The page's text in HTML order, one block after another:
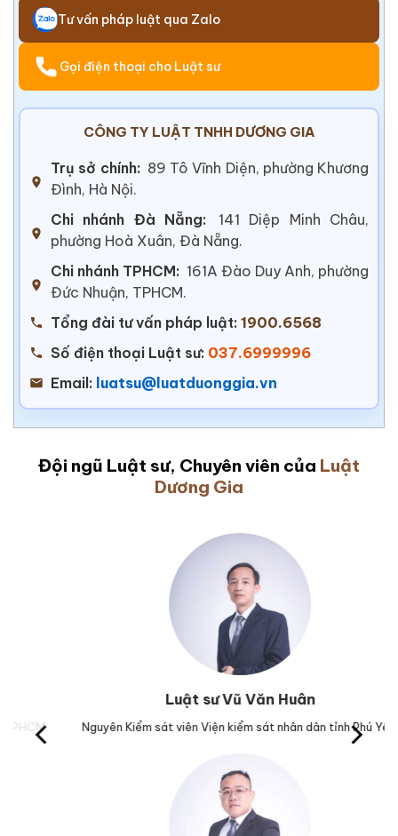
Tư vấn pháp luật qua Zalo
Gọi điện thoại cho Luật sư
CÔNG TY LUẬT TNHH DƯƠNG GIA
Trụ sở chính: 89 Tô Vĩnh Diện, phường Khương
Đình, Hà Nội.
Chi nhánh Đà Nẵng:
141 Diệp Minh Châu,
phường Hoà Xuân, Đà Nẵng.
Chi nhánh TPHCM: 161A Đào Duy Anh, phường
Đức Nhuận, TPHCM.
Tổng đài tư vấn pháp luật: 1900.6568
Số điện thoại Luật sư: 037.6999996
Email: luatsu@luatduonggia.vn
Đội ngũ Luật sư, Chuyên viên của Luật
Dương Gia
Luật sư Vũ Văn Huân
Nguyên Kiểm sát viên Viện kiểm sát nhân dân tỉnh Phú Yên.